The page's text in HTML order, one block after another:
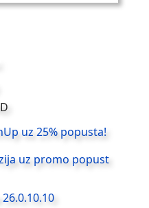
uz 25% popusta!
uz promo popust